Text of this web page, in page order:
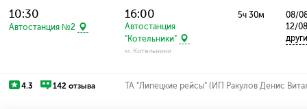
10:30
Автостанция №2
16:00
Автостанция
"Котельники"
м. Котельники
5ч 30м
08/
12/
4.3 142 отзыва ТА "Липецкие рейсы" (ИП Ракулов Денис